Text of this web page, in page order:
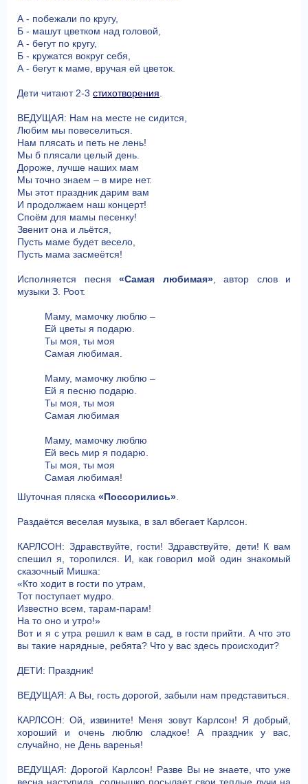
А - побежали по кругу,
Б - машут цветком над головой,
А - бегут по кругу,
Б - кружатся вокруг себя,
А - бегут к маме, вручая ей цветок.
Дети читают 2-3 стихотворения
ВЕДУЩАЯ: Нам на месте не сидится,
Любим мы повеселиться.
Нам плясать и петь не лень!
Мы б плясали целый день.
Дороже, лучше наших мам
Мы точно знаем – в мире нет.
Мы этот праздник дарим вам
И продолжаем наш концерт!
Споём для мамы песенку!
Звенит она и льётся,
Пусть маме будет весело,
Пусть мама засмеётся!
Исполняется песня «Самая любимая», автор слов и
музыки З. Роот.
Маму, мамочку люблю –
Ей цветы я подарю.
Ты моя, ты моя
Самая любимая.
Маму, мамочку люблю –
Ей я песню подарю.
Ты моя, ты моя
Самая любимая
Маму, мамочку люблю
Ей весь мир я подарю.
Ты моя, ты моя
Самая любимая!
Шуточная пляска «Поссорились»
Раздаётся веселая музыка, в зал вбегает Карлсон.
КАРЛСОН: Здравствуйте, гости! Здравствуйте, дети! К вам
спешил я, торопился. И, как говорил мой один знакомый
сказочный Мишка:
«Кто ходит в гости по утрам,
Тот поступает мудро.
Известно всем, тарам-парам!
На то оно и утро!»
Вот и я с утра решил к вам в сад, в гости прийти. А что это
вы такие нарядные, ребята? Что у вас здесь происходит?
ДЕТИ: Праздник!
ВЕДУЩАЯ: А Вы, гость дорогой, забыли нам представиться.
КАРЛСОН: Ой, извините! Меня зовут Карлсон! Я добрый,
хороший и очень люблю сладкое! А праздник у вас,
случайно, не День варенья!
ВЕДУЩАЯ: Дорогой Карлсон! Разве Вы не знаете, что уже
весна наступила, солнышко посылает свои теплые лучи на